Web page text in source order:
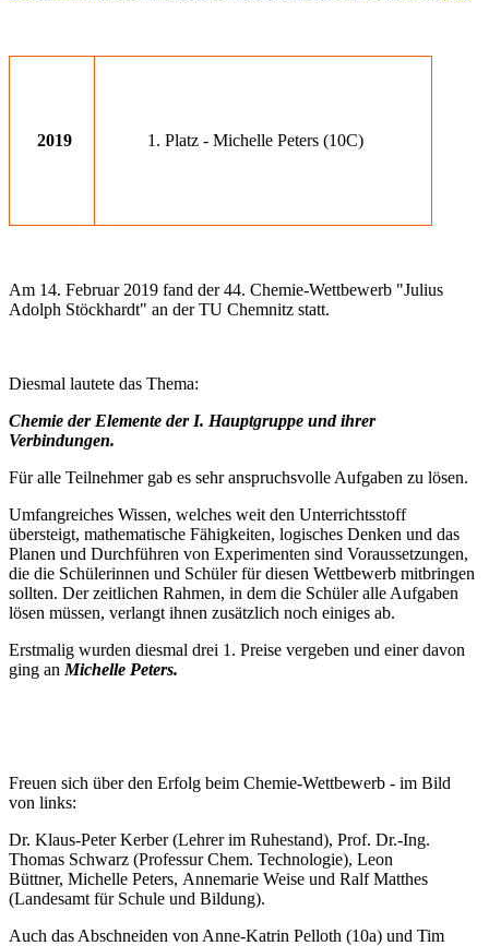
2019 1. Platz - Michelle Peters (10C)
Am 14. Februar 2019 fand der 44. Chemie-Wettbewerb "Julius
Adolph Stöckhardt" an der TU Chemnitz statt.
Diesmal lautete das Thema:
Chemie der Elemente der I. Hauptgruppe und ihrer
Verbindungen.
Für alle Teilnehmer gab es sehr anspruchsvolle Aufgaben zu lösen.
Umfangreiches Wissen, welches weit den Unterrichtsstoff
übersteigt, mathematische Fähigkeiten, logisches Denken und das
Planen und Durchführen von Experimenten sind Voraussetzungen,
die die Schülerinnen und Schüler für diesen Wettbewerb mitbringen
sollten. Der zeitlichen Rahmen, in dem die Schüler alle Aufgaben
lösen müssen, verlangt ihnen zusätzlich noch einiges ab.
Erstmalig wurden diesmal drei 1. Preise vergeben und einer davon
ging an Michelle Peters.
Freuen sich über den Erfolg beim Chemie-Wettbewerb - im Bild
von links:
Dr. Klaus-Peter Kerber (Lehrer im Ruhestand), Prof. Dr.-Ing.
Thomas Schwarz (Professur Chem. Technologie), Leon
Büttner, Michelle Peters, Annemarie Weise und Ralf Matthes
(Landesamt für Schule und Bildung).
Auch das Abschneiden von Anne-Katrin Pelloth (10a) und Tim